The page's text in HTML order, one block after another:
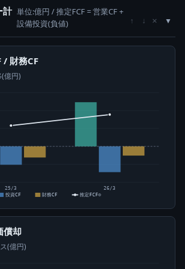
計 単位:億円 / 推定FCF = 営業CF +
設備投資(負値)
↑ ↓ ×
/ 財務CF
億円)
25/3
26/3
投資CF 財務CF 推定FCF⊙
償却
(億円)